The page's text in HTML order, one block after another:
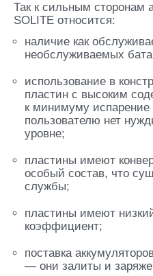
Так к сильным сторонам
SOLITE относится:
наличие как
необслуживаемых
использование в
пластин с высоким
к минимуму испарение
пользователю нет
уровне;
пластины имеют
особый состав, что
службы;
пластины имеют
коэффициент;
поставка
— они залиты и